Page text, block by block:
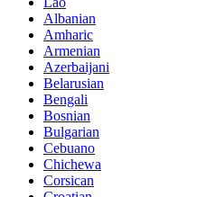
Albanian
Amharic
Armenian
Azerbaijani
Belarusian
Bengali
Bosnian
Bulgarian
Cebuano
Chichewa
Corsican